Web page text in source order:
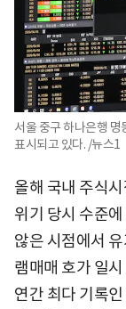
서울 중구 하나은행
표시되고 있다. /뉴스1
올해 국내 주식
위기 당시 수준
않은 시점에서
램매매 호가 일
연간 최다 기록